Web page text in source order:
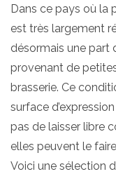
Dans ce pays où la
est très largement
désormais une part
provenant de
brasserie. Ce
surface
pas de laisser libre
elles peuvent le
Voici une sélection